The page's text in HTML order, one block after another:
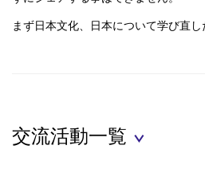
まず日本文化、日本について学び直し
交流活動一覧